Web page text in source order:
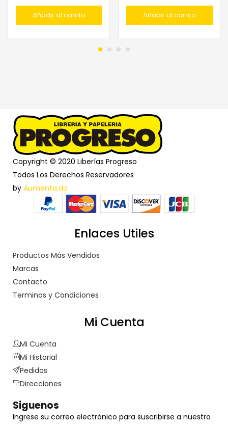
Añadir al carrito Añadir al carrito
Copyright © 2020 Liberías Progreso
Todos Los Derechos Reservadores
by Aumenta.do
Enlaces Utiles
Productos Más Vendidos
Marcas
Contacto
Terminos y Condiciones
Mi Cuenta
Mi Cuenta
Mi Historial
Pedidos
Direcciones
Siguenos
Ingrese su correo electrónico para suscribirse a nuestro